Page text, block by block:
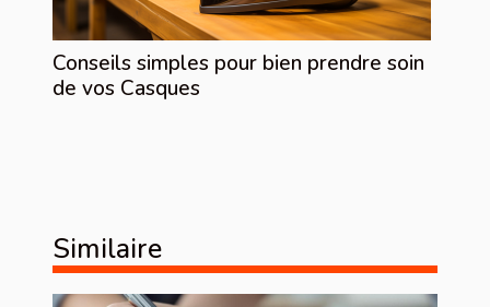
Conseils simples pour bien prendre soin
de vos Casques
Similaire